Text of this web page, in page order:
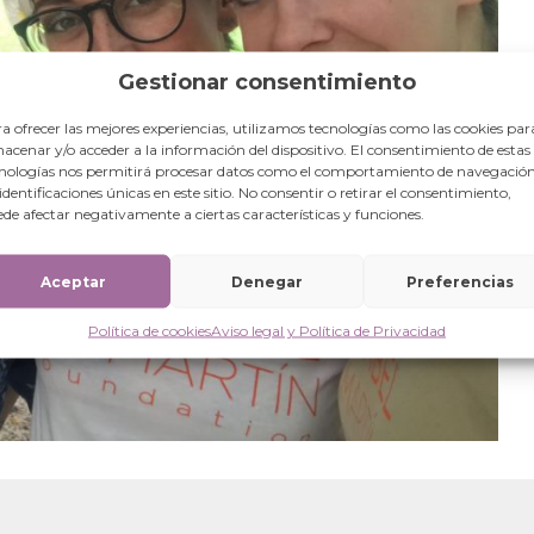
Gestionar consentimiento
ofrecer las mejores experiencias, utilizamos tecnologías como las cookies
y/o acceder a la información del dispositivo. El consentimiento de estas
nos permitirá procesar datos como el comportamiento de
únicas en este sitio. No consentir o retirar el consentimiento,
afectar negativamente a ciertas características y funciones.
Aceptar Denegar Preferencias
Política de cookiesAviso legal y Política de Privacidad